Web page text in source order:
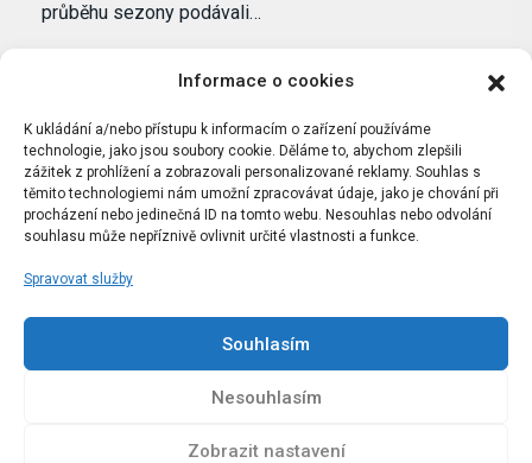
Informace o cookies
K ukládání a/nebo přístupu k informacím o zařízení používáme
technologie, jako jsou soubory cookie. Děláme to, abychom zlepšili
zážitek z prohlížení a zobrazovali personalizované reklamy. Souhlas s
těmito technologiemi nám umožní zpracovávat údaje, jako je chování při
procházení nebo jedinečná ID na tomto webu. Nesouhlas nebo odvolání
souhlasu může nepříznivě ovlivnit určité vlastnosti a funkce.
Spravovat služby
Souhlasím
Nesouhlasím
Zobrazit nastavení
průběhu sezony podávali…